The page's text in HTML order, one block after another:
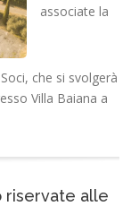
associate la
che si svolgerà
Villa Baiana a
riservate alle